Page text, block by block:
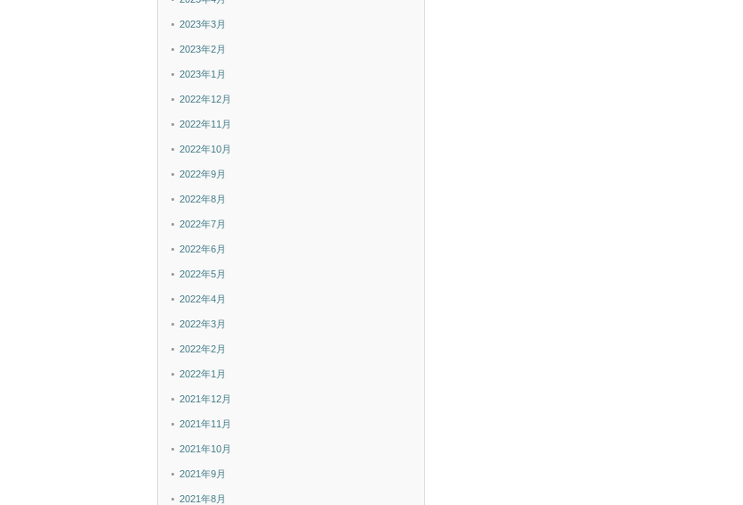
2023年3月
2023年2月
2023年1月
2022年12月
2022年11月
2022年10月
2022年9月
2022年8月
2022年7月
2022年6月
2022年5月
2022年4月
2022年3月
2022年2月
2022年1月
2021年12月
2021年11月
2021年10月
2021年9月
2021年8月